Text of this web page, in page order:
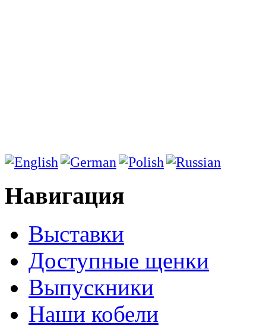
Навигация
Выставки
Доступные щенки
Выпускники
Наши кобели